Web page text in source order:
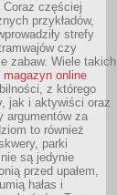
częściej
przykładów,
strefy
czy
zabaw. Wiele takich
magazyn online
z którego
jak i aktywiści oraz
argumentów za
to również
parki
są jedynie
przed upałem,
hałas i